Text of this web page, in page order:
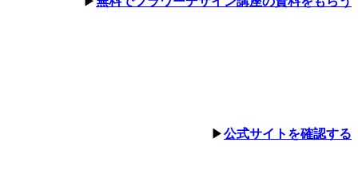
▶︎公式サイトを確認する